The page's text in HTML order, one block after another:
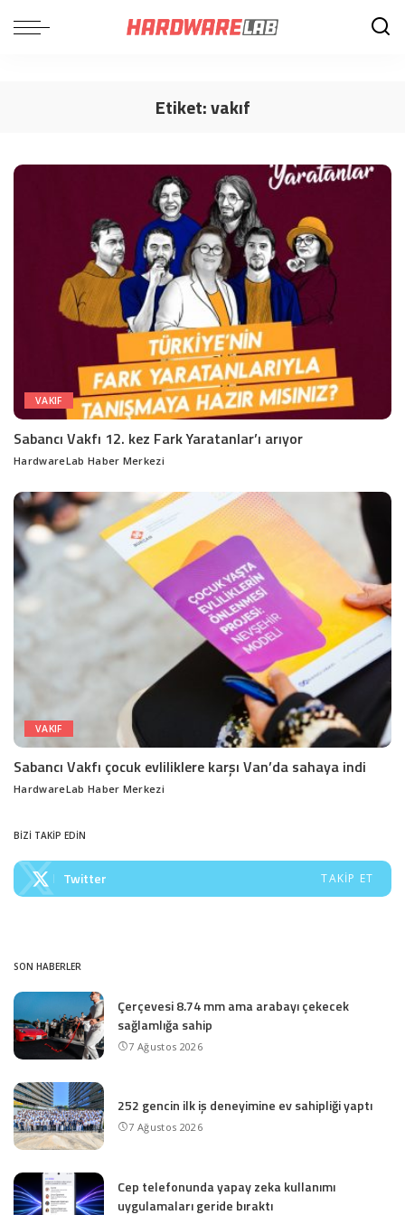
Etiket:vakıf
VAKIF
Sabancı Vakfı 12. kez Fark Yaratanlar’ı arıyor
Posted
HardwareLab Haber Merkezi
VAKIF
Sabancı Vakfı çocuk evliliklere karşı Van’da sahaya indi
Posted
HardwareLab Haber Merkezi
BİZİ TAKİP EDİN
Twitter TAKIP ET
SON HABERLER
Çerçevesi 8.74 mm ama arabayı çekecek
sağlamlığa sahip
7 Ağustos 2026
252 gencin ilk iş deneyimine ev sahipliği yaptı
7 Ağustos 2026
Cep telefonunda yapay zeka kullanımı
uygulamaları geride bıraktı